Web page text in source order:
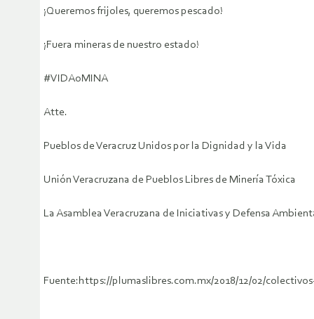
¡Queremos frijoles, queremos pescado!
¡Fuera mineras de nuestro estado!
#VIDAoMINA
Atte.
Pueblos de Veracruz Unidos por la Dignidad y la Vida
Unión Veracruzana de Pueblos Libres de Minería Tóxica
La Asamblea Veracruzana de Iniciativas y Defensa
Fuente:https://plumaslibres.com.mx/2018/12/02/